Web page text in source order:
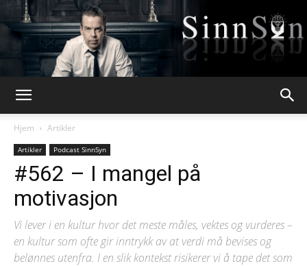
Hjem
Artikler
Artikler Podcast SinnSyn
#562 – I mangel på
motivasjon
Vi lever i en kultur hvor det meste måles, vektes og vurderes –
en kultur som ofte gir inntrykk av at verdi må bevises og
belønnes utenfra. I en slik kontekst risikerer vi å tape det som